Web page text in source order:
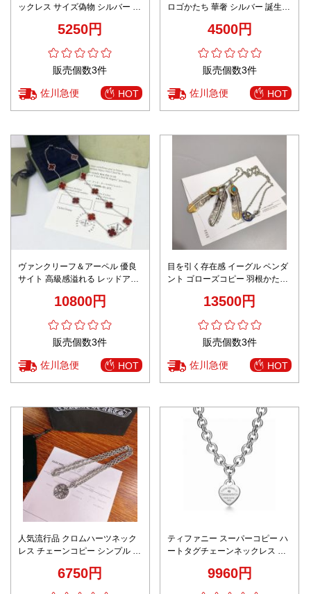
ックレス サイズ偽物 シルバー 優
5250円
販売個数3件
佐川急便 HOT
ロゴかたち 華奢 シルバー 誕生日
4500円
販売個数3件
佐川急便 HOT
ヴァンクリーフ＆アーペル 優良
サイト 高級感溢れる レッドアル
10800円
販売個数3件
佐川急便 HOT
目を引く存在感 イーグル ペンダ
ント ゴローズコピー 羽根かたち
売 シルバー13500円
販売個数3件
佐川急便 HOT
人気流行品 クロムハーツネック
レス チェーンコピー シンプル 超
6750円
ティファニー スーパーコピー ハ
ートタグチェーンネックレス 太
職人技術再現9960円